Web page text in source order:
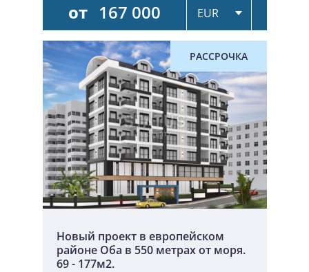
от 167 000
РАССРОЧКА
Новый проект в европейском
районе Оба в 550 метрах от моря.
69 - 177м2.